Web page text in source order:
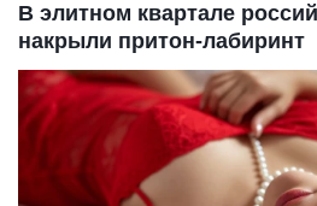
В элитном квартале
накрыли притон-лабиринт